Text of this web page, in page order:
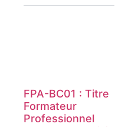
FPA-BC01 : Titre
Formateur
Professionnel